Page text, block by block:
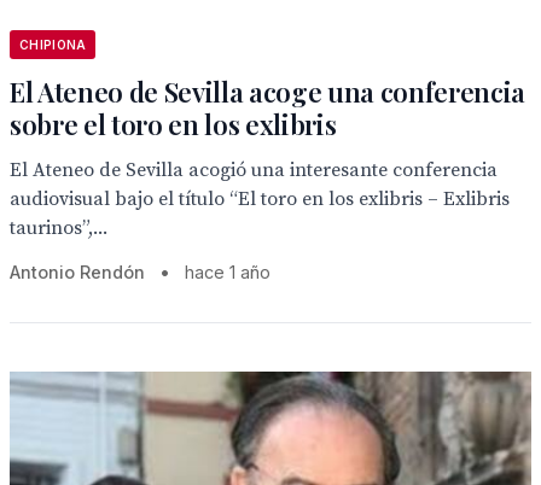
CHIPIONA
El Ateneo de Sevilla acoge una conferencia
sobre el toro en los exlibris
El Ateneo de Sevilla acogió una interesante conferencia
audiovisual bajo el título “El toro en los exlibris – Exlibris
taurinos”,...
Antonio Rendón • hace 1 año